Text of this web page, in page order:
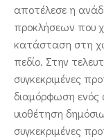
αποτέλεσε η
προκλήσεων που
κατάσταση στη
πεδίο. Στην
συγκεκριμένες
διαμόρφωση ενός
υιοθέτηση
συγκεκριμένες